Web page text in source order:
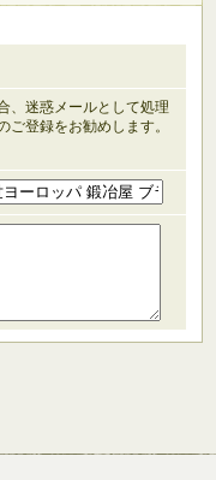
、迷惑メールとして処理
登録をお勧めします。